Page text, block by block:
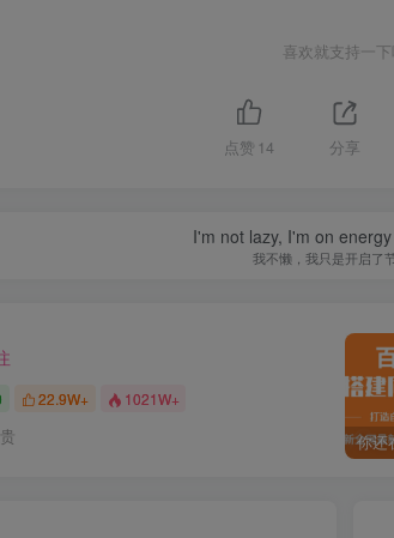
喜欢就支持一
点赞 14 分享
I'm not lazy, I'm on
我不懒，我只是开启了
22.9W+ 1021W+